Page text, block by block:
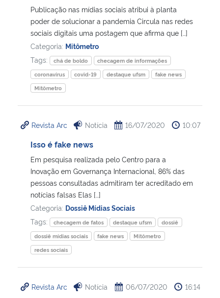
Publicação nas mídias sociais atribui à planta
poder de solucionar a pandemia Circula nas redes
sociais digitais uma postagem que afirma que […]
Categoria: Mitômetro
Tags:
chá de boldo
checagem de informações
coronavírus
covid-19 destaque ufsm
fake news
Mitômetro
Revista Arc Notícia 16/07/2020 10:07
Isso é fake news
Em pesquisa realizada pelo Centro para a
Inovação em Governança Internacional, 86% das
pessoas consultadas admitiram ter acreditado em
notícias falsas Elas […]
Categoria: Dossiê Mídias Sociais
Tags:
checagem de fatos destaque ufsm
dossiê
dossiê mídias sociais
fake news
Mitômetro
redes sociais
Revista Arc Notícia 06/07/2020 16:14